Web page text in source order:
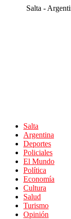
Salta -
Salta
Argentina
Deportes
Policiales
El Mundo
Política
Economía
Cultura
Salud
Turismo
Opinión